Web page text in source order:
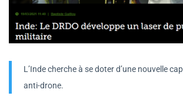
L’Inde cherche à se doter d’une nouvelle
anti-drone.